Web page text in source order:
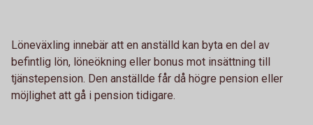
Löneväxling innebär att en anställd kan byta en del av
befintlig lön, löneökning eller bonus mot insättning till
tjänstepension. Den anställde får då högre pension eller
möjlighet att gå i pension tidigare.